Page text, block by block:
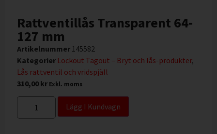
Rattventillås Transparent 64-
127 mm
Artikelnummer 145582
Kategorier Lockout Tagout – Bryt och lås-produkter,
Lås rattventil och vridspjäll
310,00 kr Exkl. moms
Lägg I Kundvagn